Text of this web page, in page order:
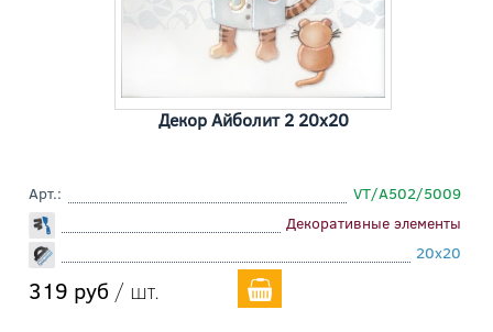
Декор Айболит 2 20x20
Арт.:
VT/A502/5009
Декоративные элементы
20x20
319 руб / шт.